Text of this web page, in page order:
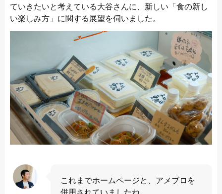
ていきたいと考えている大谷さんに、新しい「食の新し
い楽しみ方」に関する展望を伺いました。
これまでホームページと、アメブロを